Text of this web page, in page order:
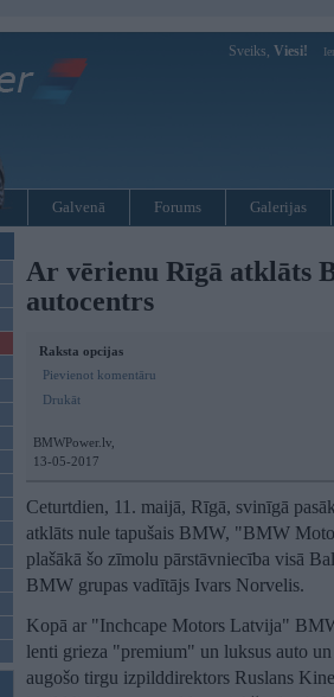
Sveiks, Viesi!
Galvenā Forums Galerijas
Ar vērienu Rīgā atklāts
autocentrs
Raksta opcijas
Pievienot komentāru
Drukāt
BMWPower.lv,
13-05-2017
Ceturtdien, 11. maijā, Rīgā, svinīgā
atklāts nule tapušais BMW, "BMW
plašākā šo zīmolu pārstāvniecība visā
BMW grupas vadītājs Ivars Norvelis.
Kopā ar "Inchcape Motors Latvija"
lenti grieza "premium" un luksus auto
augošo tirgu izpilddirektors Ruslans